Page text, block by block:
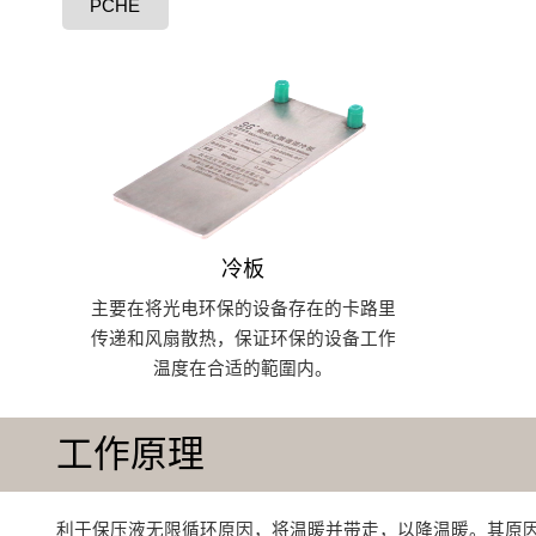
PCHE
冷板
主要在将光电环保的设备存在的卡路里
传递和风扇散热，保证环保的设备工作
温度在合适的範圍内。
工作原理
利于保压液无限循环原因，将温暖并带走，以降温暖‌。其原